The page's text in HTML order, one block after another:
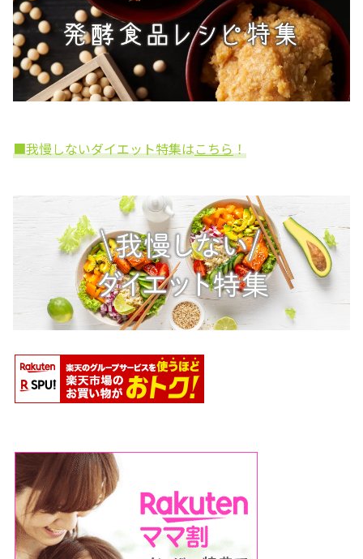
■我慢しないダイエット特集はこちら ！